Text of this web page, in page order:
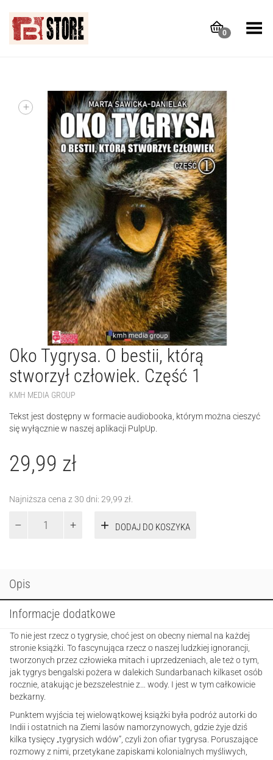
0
Toggle Menu
+
Oko Tygrysa. O bestii, którą
stworzył człowiek. Część 1
KMH MEDIA GROUP
Tekst jest dostępny w formacie audiobooka, którym można cieszyć
się wyłącznie w naszej aplikacji PulpUp.
29,99 zł
Najniższa cena z 30 dni: 29,99 zł
którą
stworzył
człowiek.
Część
DODAJ DO KOSZYKA
Opis
Informacje dodatkowe
To nie jest rzecz o tygrysie, choć jest on obecny niemal na każdej
stronie książki. To fascynująca rzecz o naszej ludzkiej ignorancji,
tworzonych przez człowieka mitach i uprzedzeniach, ale też o tym,
jak tygrys bengalski pożera w dalekich Sundarbanach kilkaset osób
rocznie, atakując je bezszelestnie z… wody. I jest w tym całkowicie
bezkarny.
Punktem wyjścia tej wielowątkowej książki była podróż autorki do
Indii i ostatnich na Ziemi lasów namorzynowych, gdzie żyje dziś
kilka tysięcy „tygrysich wdów”, czyli żon ofiar tygrysa. Poruszające
rozmowy z nimi, przetykane zapiskami kolonialnych myśliwych,